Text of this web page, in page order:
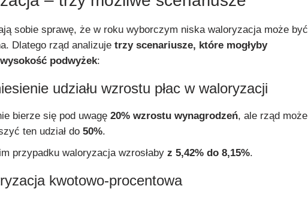
sobie sprawę, że w roku wyborczym niska waloryzacja może być
Dlatego rząd analizujetrzy scenariusze, które mogłyby
podwyżek:
udziału wzrostu płac w waloryzacji
bierze się pod uwagę20% wzrostu wynagrodzeń, ale rząd może
ten udział do50%.
przypadku waloryzacja wzrosłabyz 5,42% do 8,15%.
kwotowo-procentowa